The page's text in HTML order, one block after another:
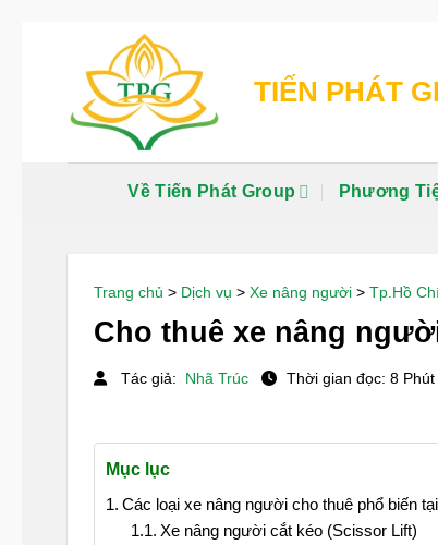
TIẾN PHÁT
Về Tiến Phát Group Phương
Trang chủ > Dịch vụ > Xe nâng người > Tp.Hồ
Cho thuê xe nâng
Tác giả: Nhã Trúc Thời gian đọc: 8 Phút
Mục lục
Các loại xe nâng người cho thuê phổ biến
Xe nâng người cắt kéo (Scissor Lift)